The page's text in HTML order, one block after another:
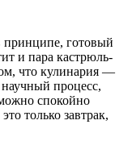
готовый
и пара кастрюль-
что кулинария —
процесс,
спокойно
только завтрак,